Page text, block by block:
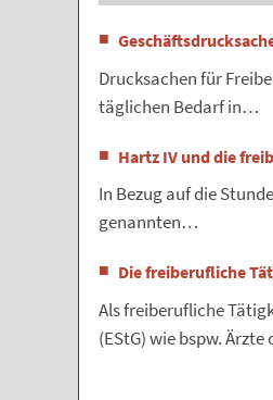
Drucksachen für
täglichen Bedarf in…
Hartz IV und die
In Bezug auf die
genannten…
Die freiberufliche
Als freiberufliche
(EStG) wie bspw.